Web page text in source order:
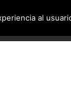
al